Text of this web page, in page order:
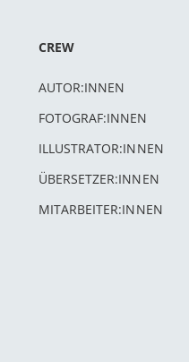
CREW
AUTOR:INNEN
FOTOGRAF:INNEN
ILLUSTRATOR:INNEN
ÜBERSETZER:INNEN
MITARBEITER:INNEN